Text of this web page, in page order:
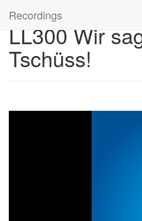
Recordings
LL300 Wir
Tschüss!